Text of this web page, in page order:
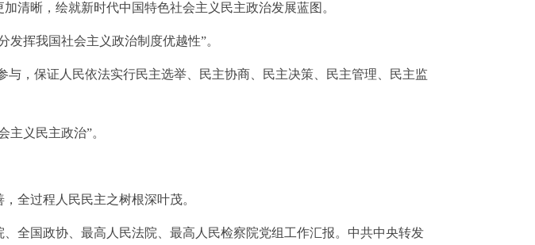
清晰，绘就新时代中国特色社会主义民主政治发展蓝图。
挥我国社会主义政治制度优越性”。
与，保证人民依法实行民主选举、民主协商、民主决策、民主管理、民主监
主义民主政治”。
全过程人民民主之树根深叶茂。
全国政协、最高人民法院、最高人民检察院党组工作汇报。中共中央转发